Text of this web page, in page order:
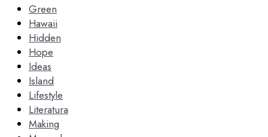
Green
Hawaii
Hidden
Hope
Ideas
Island
Lifestyle
Literatura
Making